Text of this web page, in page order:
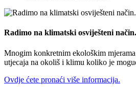
Radimo na klimatski osviješteni način.
Mnogim konkretnim ekološkim
utjecaja na okoliš i klimu koliko je
Ovdje ćete pronaći više informacija.